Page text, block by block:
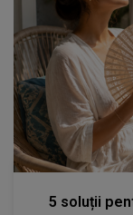
5 soluții